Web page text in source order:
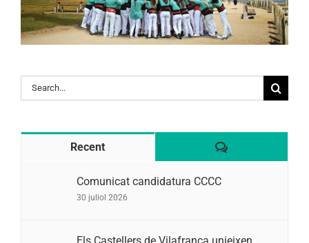
Search
for:
Recent Comentaris
Comunicat candidatura CCCC
30 juliol 2026
Els Castellers de Vilafranca unieixen